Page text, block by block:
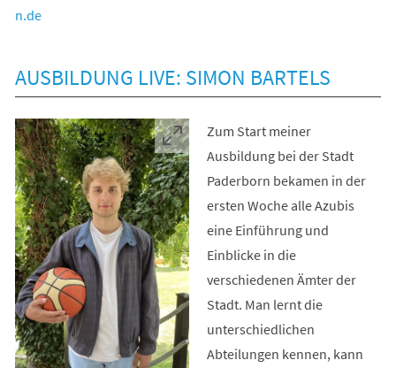
n de
AUSBILDUNG LIVE: SIMON BARTELS
Zum Start meiner
Ausbildung bei der Stadt
Paderborn bekamen in der
ersten Woche alle Azubis
eine Einführung und
Einblicke in die
verschiedenen Ämter der
Stadt. Man lernt die
unterschiedlichen
Abteilungen kennen, kann